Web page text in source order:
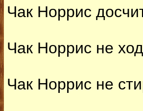
Чак Норрис
Чак Норрис не
Чак Норрис не